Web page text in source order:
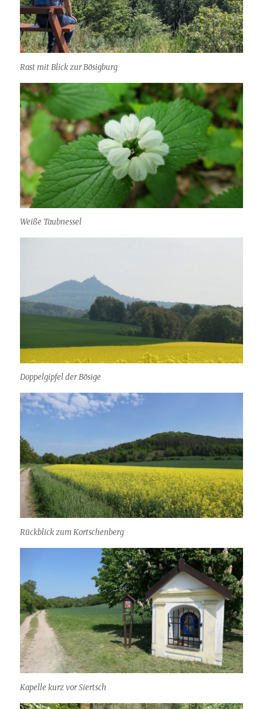
Rast mit Blick zur Bösigburg
Weiße Taubnessel
Doppelgipfel der Bösige
Rückblick zum Kortschenberg
Kapelle kurz vor Siertsch